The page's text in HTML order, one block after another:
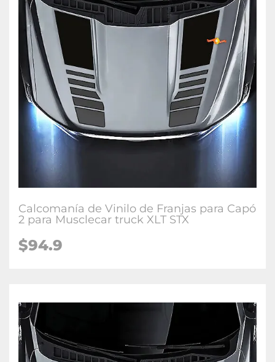
Calcomanía de Vinilo de Franjas para Capó
2 para Musclecar truck XLT STX
$94.9